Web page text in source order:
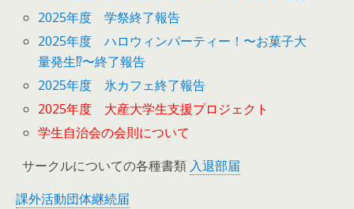
2025年度 学祭終了報告
2025年度 ハロウィンパーティー！〜お菓子大
量発生⁉︎〜終了報告
2025年度 氷カフェ終了報告
2025年度 大産大学生支援プロジェクト
学生自治会の会則について
サークルについての各種書類 入退部届
課外活動団体継続届